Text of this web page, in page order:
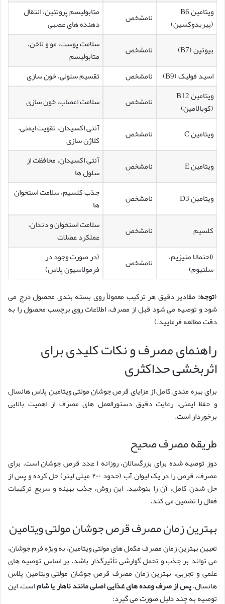
ویتامین B6
(پیریدوکسین)
نامشخص
متابولیسم پروتئین، انتقال
دهنده های عصبی
بیوتین (B7)
نامشخص
سلامت پوست، مو و ناخن،
متابولیسم
اسید فولیک (B9)
نامشخص
تقسیم سلولی، خون سازی
ویتامین B12
(کوبالامین)
نامشخص سلامت اعصاب، خون سازی
ویتامین C نامشخص
آنتی اکسیدان، تقویت ایمنی،
کلاژن سازی
ویتامین E
نامشخص
آنتی اکسیدان، محافظت از
سلول ها
ویتامین D3
نامشخص
جذب کلسیم، سلامت استخوان
ها
کلسیم
نامشخص
سلامت استخوان و دندان،
عملکرد عضلات
(احتمالا منیزیم،
سلنیوم)
نامشخص
(در صورت وجود در
فرمولاسیون پلاس)
(توجه: مقادیر دقیق هر ترکیب معمولاً روی بسته بندی محصول درج می
شود و توصیه می شود قبل از مصرف، اطلاعات روی برچسب محصول را به
دقت مطالعه فرمایید.)
راهنمای مصرف و نکات کلیدی برای
اثربخشی حداکثری
برای بهره مندی کامل از مزایای قرص جوشان مولتی ویتامین پلاس هانسال
و حفظ ایمنی، رعایت دقیق دستورالعمل های مصرف از اهمیت بالایی
برخوردار است.
طریقه مصرف صحیح
دوز توصیه شده برای بزرگسالان، روزانه ۱ عدد قرص جوشان است. برای
مصرف، قرص را در یک لیوان آب (حدود ۲۰۰ میلی لیتر) حل کرده و پس از
حل شدن کامل، آن را بنوشید. این روش، جذب بهینه و سریع ترکیبات
فعال را تضمین می کند.
بهترین زمان مصرف قرص جوشان مولتی ویتامین
تعیین بهترین زمان مصرف مکمل های مولتی ویتامین، به ویژه فرم جوشان،
می تواند بر جذب و تحمل گوارشی تأثیرگذار باشد. بر اساس توصیه های
علمی و تجربی، بهترین زمان مصرف قرص جوشان مولتی ویتامین پلاس
هانسال،پس از صرف وعده های غذایی اصلی مانند ناهار یا شاماست. این
توصیه به چند دلیل صورت می گیرد: